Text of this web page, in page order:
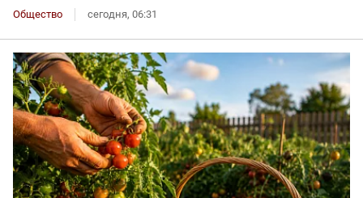
Общество сегодня, 06:31